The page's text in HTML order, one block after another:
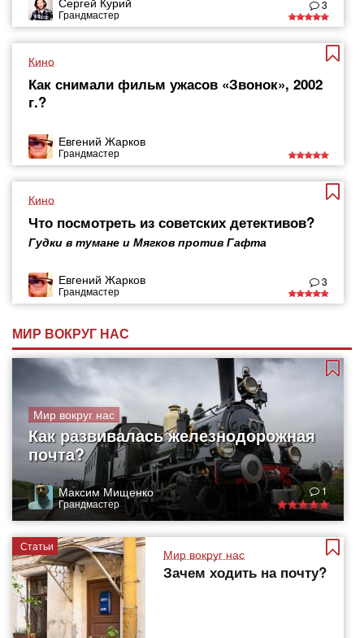
Грандмастер
3
Кино
Как снимали фильм ужасов «Звонок», 2002
г.?
Евгений Жарков
Грандмастер
Кино
Что посмотреть из советских детективов?
Гудки в тумане и Мягков против Гафта
Евгений Жарков
Грандмастер
3
МИР ВОКРУГ НАС
Мир вокруг нас
Как развивалась железнодорожная
почта?
Максим Мищенко
Грандмастер
1
Статьи
Мир вокруг нас
Зачем ходить на почту?